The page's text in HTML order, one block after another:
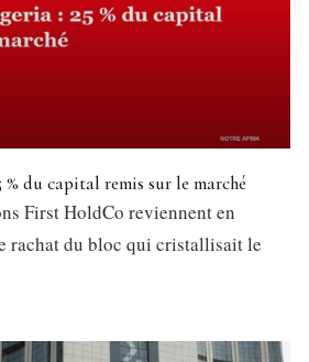
du capital remis sur le marché
First HoldCo reviennent en
rachat du bloc qui cristallisait le